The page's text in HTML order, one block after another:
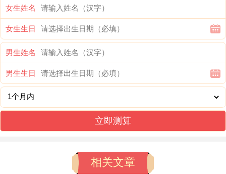
提供另一个搬家选择，乙卯日的
订婚，领证、纳财，开业、立券，祭祀、祈
福，搬家等都是吉时.但要避开结婚，安葬、
掘井，置产还有造船，冲己酉鸡
！属鸡的人
得不相同注意，这天的特殊对待之处在于它
结合了财富能量还有精神祝福.既适合物质层
面的搬迁，也适合精神层面的新开始。
2026年12月20日（农历冬月十二、星期
女生姓名
女生生日
男生姓名
男生生日
立即测算
相关文章